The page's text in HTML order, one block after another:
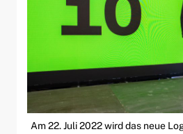
Am 22. Juli 2022 wird das neue